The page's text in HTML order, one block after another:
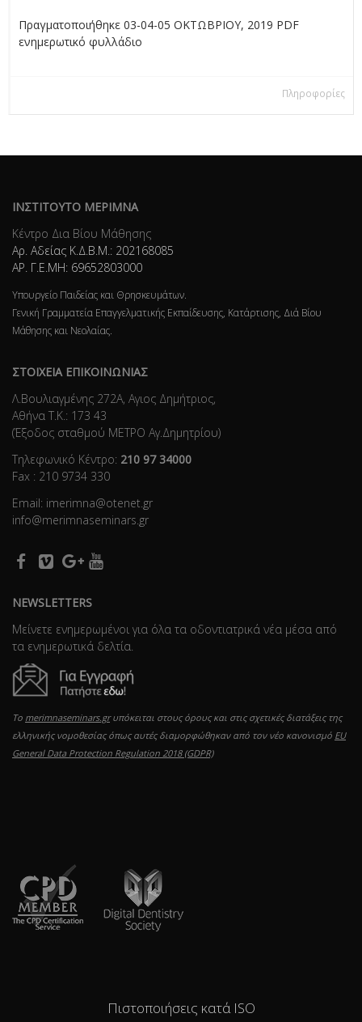
Πραγματοποιήθηκε 03-04-05 ΟΚΤΩΒΡΙΟΥ, 2019 PDF
ενημερωτικό φυλλάδιο
Πληροφορίες
ΙΝΣΤΙΤΟΥΤΟ ΜΕΡΙΜΝΑ
Κέντρο Δια Βίου Μάθησης
Αρ. Αδείας Κ.Δ.Β.Μ.: 202168085
ΑΡ. Γ.Ε.ΜΗ: 69652803000
Υπουργείο Παιδείας και Θρησκευμάτων.
Γενική Γραμματεία Επαγγελματικής Εκπαίδευσης, Κατάρτισης, Διά Βίου
Μάθησης και Νεολαίας.
ΣΤΟΙΧΕΙΑ ΕΠΙΚΟΙΝΩΝΙΑΣ
Λ.Βουλιαγμένης 272Α, Αγιος Δημήτριος,
Αθήνα Τ.Κ.: 173 43
(Έξοδος σταθμού ΜΕΤΡΟ Αγ.Δημητρίου)
Τηλεφωνικό Κέντρο: 210 97 34000
Fax : 210 9734 330
Email: imerimna@otenet.gr
info@merimnaseminars.gr
NEWSLETTERS
Μείνετε ενημερωμένοι για όλα τα οδοντιατρικά νέα μέσα από
τα ενημερωτικά δελτία.
Το merimnaseminars.grυπόκειται στους όρους και στις σχετικές διατάξεις της
ελληνικής νομοθεσίας όπως αυτές διαμορφώθηκαν από τον νέο κανονισμό EU
General Data Protection Regulation 2018 (GDPR)
Πιστοποιήσεις κατά ISO